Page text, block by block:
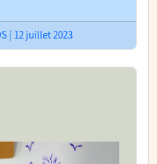
| 12 juillet 2023